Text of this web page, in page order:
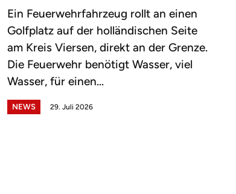
Ein Feuerwehrfahrzeug rollt an einen
Golfplatz auf der holländischen Seite
am Kreis Viersen, direkt an der Grenze.
Die Feuerwehr benötigt Wasser, viel
Wasser, für einen...
NEWS 29. Juli 2026